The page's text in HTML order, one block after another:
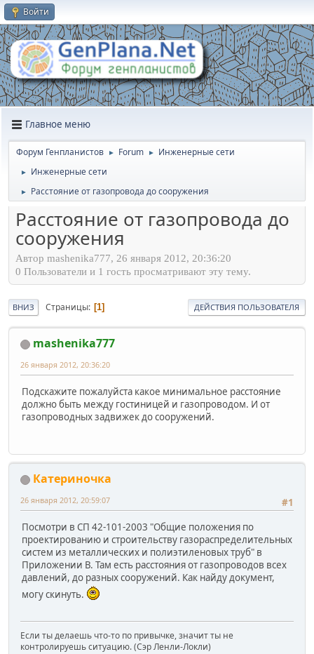
Войти
Главное меню
Форум Генпланистов ► Forum ► Инженерные сети
► Инженерные сети
► Расстояние от газопровода до сооружения
Расстояние от газопровода до
сооружения
Автор mashenika777, 26 января 2012, 20:36:20
0 Пользователи и 1 гость просматривают эту тему.
ВНИЗ Страницы 1 ДЕЙСТВИЯ ПОЛЬЗОВАТЕЛЯ
mashenika777
26 января 2012, 20:36:20
Подскажите пожалуйста какое минимальное расстояние
должно быть между гостиницей и газопроводом. И от
газопроводных задвижек до сооружений.
Катериночка
#1
26 января 2012, 20:59:07
Посмотри в СП 42-101-2003 "Общие положения по
проектированию и строительству газораспределительных
систем из металлических и полиэтиленовых труб" в
Приложении В. Там есть расстояния от газопроводов всех
давлений, до разных сооружений. Как найду документ,
могу скинуть.
Если ты делаешь что-то по привычке, значит ты не
контролируешь ситуацию. (Сэр Ленли-Локли)